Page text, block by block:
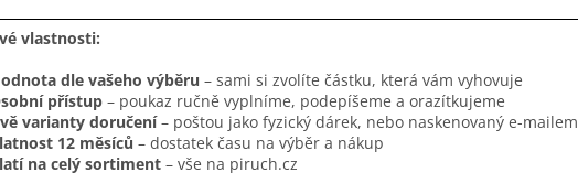
vlastnosti:
dle vašeho výběru – sami si zvolíte částku, která vám vyhovuje
přístup – poukaz ručně vyplníme, podepíšeme a orazítkujeme
varianty doručení – poštou jako fyzický dárek, nebo naskenovaný e-mailem
12 měsíců – dostatek času na výběr a nákup
na celý sortiment – vše na piruch.cz